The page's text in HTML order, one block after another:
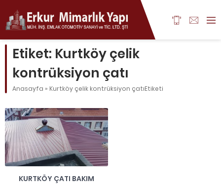
Etiket: Kurtköy çelik
kontrüksiyon çatı
Anasayfa » Kurtköy çelik kontrüksiyon çatıEtiketi
KURTKÖY ÇATI BAKIM